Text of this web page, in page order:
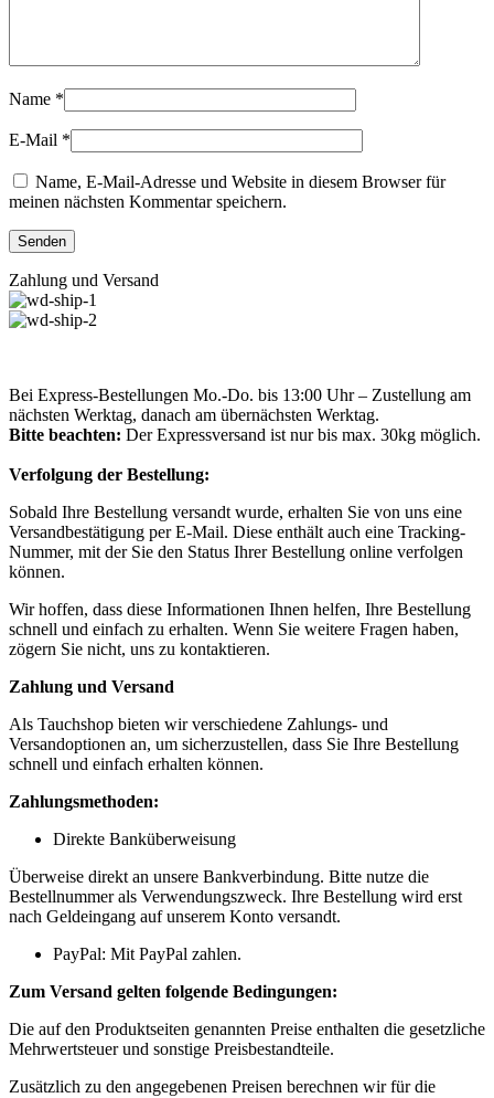
Name *
E-Mail *
Name, E-Mail-Adresse und Website in diesem Browser für
meinen nächsten Kommentar speichern.
Zahlung und Versand
Bei Express-Bestellungen Mo.-Do. bis 13:00 Uhr – Zustellung am
nächsten Werktag, danach am übernächsten Werktag.
Bitte beachten: Der Expressversand ist nur bis max. 30kg möglich.
Verfolgung der Bestellung:
Sobald Ihre Bestellung versandt wurde, erhalten Sie von uns eine
Versandbestätigung per E-Mail. Diese enthält auch eine Tracking-
Nummer, mit der Sie den Status Ihrer Bestellung online verfolgen
können.
Wir hoffen, dass diese Informationen Ihnen helfen, Ihre Bestellung
schnell und einfach zu erhalten. Wenn Sie weitere Fragen haben,
zögern Sie nicht, uns zu kontaktieren.
Zahlung und Versand
Als Tauchshop bieten wir verschiedene Zahlungs- und
Versandoptionen an, um sicherzustellen, dass Sie Ihre Bestellung
schnell und einfach erhalten können.
Zahlungsmethoden:
Direkte Banküberweisung
Überweise direkt an unsere Bankverbindung. Bitte nutze die
Bestellnummer als Verwendungszweck. Ihre Bestellung wird erst
nach Geldeingang auf unserem Konto versandt.
PayPal: Mit PayPal zahlen.
Zum Versand gelten folgende Bedingungen:
Die auf den Produktseiten genannten Preise enthalten die gesetzliche
Mehrwertsteuer und sonstige Preisbestandteile.
Zusätzlich zu den angegebenen Preisen berechnen wir für die